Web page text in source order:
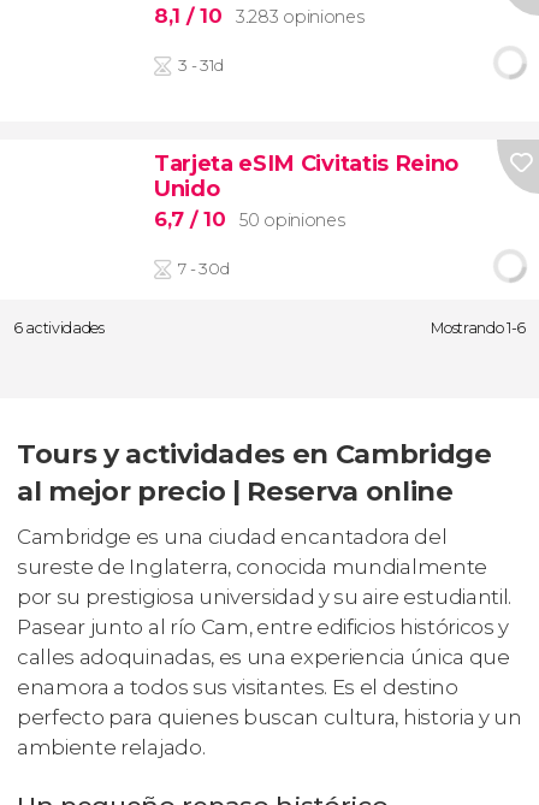
8,1 / 10 3.283 opiniones
3 - 31d
Tarjeta eSIM Civitatis Reino
Unido
6,7 / 10 50 opiniones
7 - 30d
6 actividades Mostrando 1-6
Tours y actividades en Cambridge
al mejor precio | Reserva online
Cambridge es una ciudad encantadora del
sureste de Inglaterra, conocida mundialmente
por su prestigiosa universidad y su aire estudiantil.
Pasear junto al río Cam, entre edificios históricos y
calles adoquinadas, es una experiencia única que
enamora a todos sus visitantes. Es el destino
perfecto para quienes buscan cultura, historia y un
ambiente relajado.